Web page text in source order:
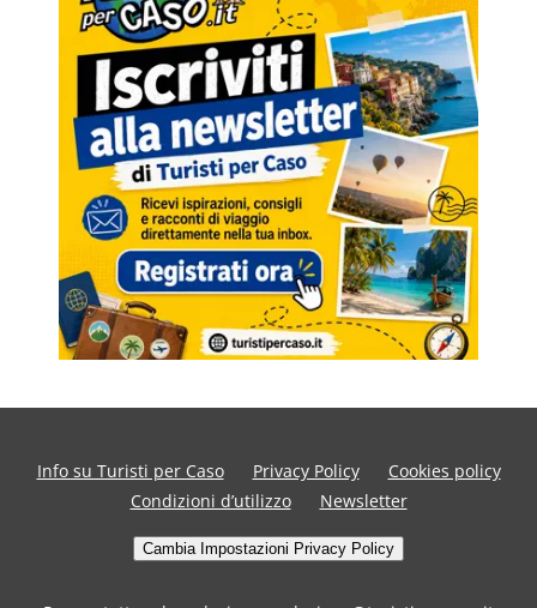
Info su Turisti per Caso Privacy Policy
Cookies policy
Condizioni d’utilizzo
Newsletter
Cambia Impostazioni Privacy Policy